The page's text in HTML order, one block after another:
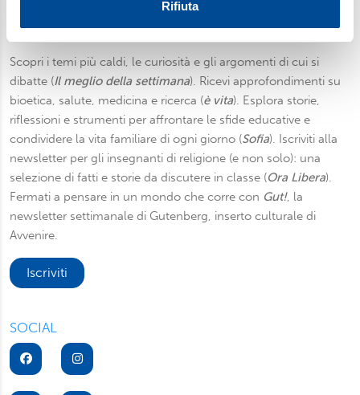
analizzare il nostro traffico. Condividiamo inoltre
informazioni sul modo in cui utilizza il nostro sito con i
nostri partner, che si occupano di analisi dei dati web,
pubblicità e social media, i quali potrebbero combinarle
con altre informazioni che ha fornito loro o che hanno
raccolto dal suo utilizzo dei loro servizi. Scegliendo
“Rifiuta” saranno installati solo i cookie tecnici necessari
per il buon funzionamento del sito, con “Personalizza”
potrà scegliere quali tipi di cookie saranno installati sul
suo dispositivo. Potrà modificare in ogni momento le sue
preferenze cliccando sull’interruttore in basso a sinistra
informazioni sul trattamento dei suoi dati visiti la nostra
informativa privacy
Rifiuta
Newsletter
Scopri i temi più caldi, le curiosità e gli argomenti di cui si
dibatte (Il meglio della settimana). Ricevi approfondimenti su
bioetica, salute, medicina e ricerca (è vita). Esplora storie,
riflessioni e strumenti per affrontare le sfide educative e
condividere la vita familiare di ogni giorno (Sofia). Iscriviti alla
newsletter per gli insegnanti di religione (e non solo): una
selezione di fatti e storie da discutere in classe (Ora Libera).
Fermati a pensare in un mondo che corre con Gut!, la
newsletter settimanale di Gutenberg, inserto culturale di
Avvenire.
Iscriviti
SOCIAL